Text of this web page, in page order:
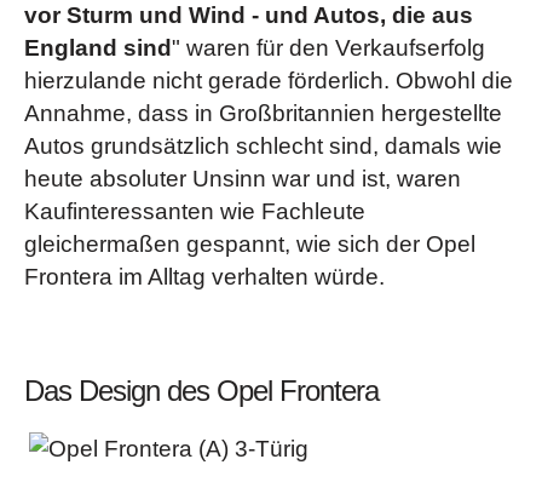
vor Sturm und Wind - und Autos, die aus
England sind" waren für den Verkaufserfolg
hierzulande nicht gerade förderlich. Obwohl die
Annahme, dass in Großbritannien hergestellte
Autos grundsätzlich schlecht sind, damals wie
heute absoluter Unsinn war und ist, waren
Kaufinteressanten wie Fachleute
gleichermaßen gespannt, wie sich der Opel
Frontera im Alltag verhalten würde.
Das Design des Opel Frontera